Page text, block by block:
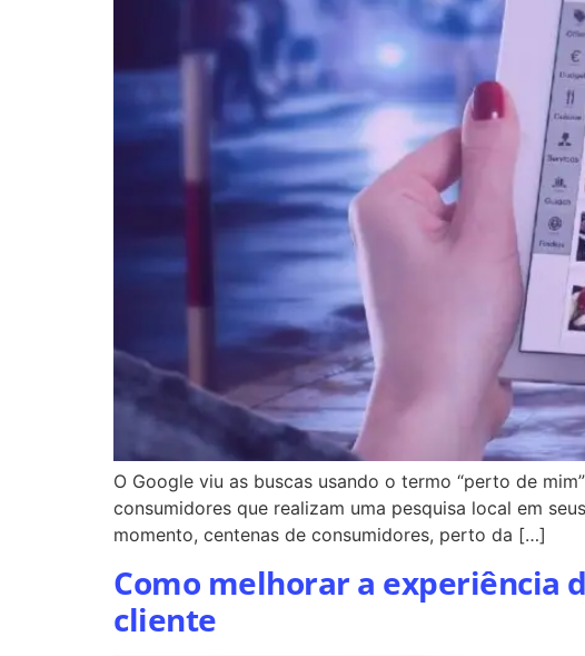
O Google viu as buscas usando o termo “perto de
consumidores que realizam uma pesquisa local em
momento, centenas de consumidores, perto da […]
Como melhorar a experiência
cliente